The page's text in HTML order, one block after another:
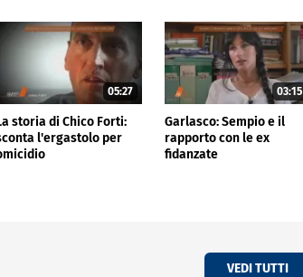
05:27
storia di Chico Forti:
l'ergastolo per
03:15
Garlasco: Sempio e il
rapporto con le ex
fidanzate
VEDI TUTTI